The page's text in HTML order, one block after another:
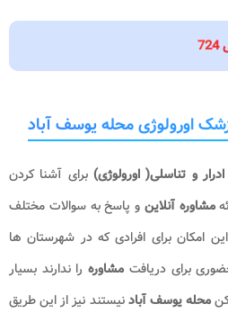
اورولوژی محله یوسف آباد
و تناسلی( اورولوژی)برای آشنا کردن
مشاوره آنلاین و پاسخ به سوالات مختلف
امکان برای افرادی که در شهرستان ها
برای دریافت مشاوره را ندارند بسیار
محله یوسف آبادنیستند نیز از این طریق